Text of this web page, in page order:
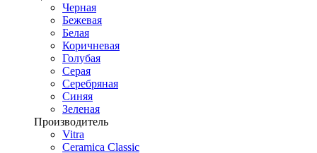
Черная
Бежевая
Белая
Коричневая
Голубая
Серая
Серебряная
Синяя
Зеленая
Производитель
Vitra
Ceramica Classic